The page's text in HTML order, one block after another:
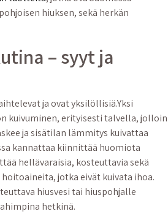
hiuksen, sekä herkän
– syyt ja
ja ovat yksilöllisiä.Yksi
kuivuminen, erityisesti talvella, jolloin
ja sisätilan lämmitys kuivattaa
kannattaa kiinnittää huomiota
hellävaraisia, kosteuttavia sekä
jotka eivät kuivata ihoa.
hiusvesi tai hiuspohjalle
hetkinä.